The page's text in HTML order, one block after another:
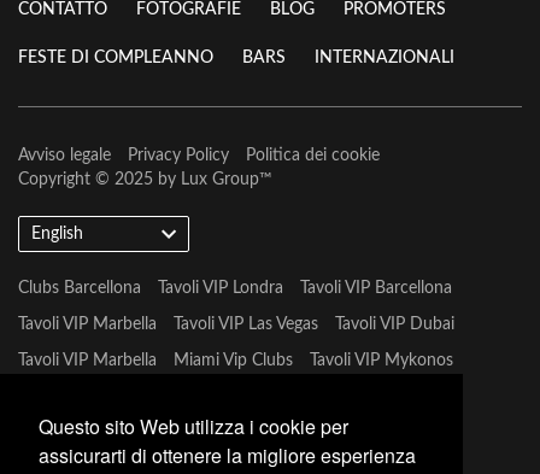
Questo sito Web utilizza i cookie per
assicurarti di ottenere la migliore esperienza
CONTATTO FOTOGRAFIE BLOG PROMOTERS
FESTE DI COMPLEANNO BARS INTERNAZIONALI
Avviso legale Privacy Policy
Politica dei cookie
Copyright © 2025 by Lux Group™
English
Clubs Barcellona Tavoli VIP Londra Tavoli VIP Barcellona
Tavoli VIP Marbella Tavoli VIP Las Vegas Tavoli VIP Dubai
Tavoli VIP Marbella Miami Vip Clubs Tavoli VIP Mykonos